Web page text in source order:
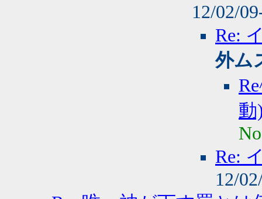
12/02/
Re:
外ム
動
Re:
12/